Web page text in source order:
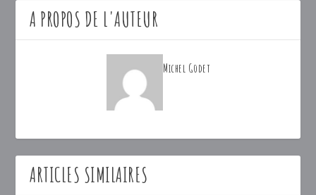
A PROPOS DE L'AUTEUR
Michel Godet
ARTICLES SIMILAIRES